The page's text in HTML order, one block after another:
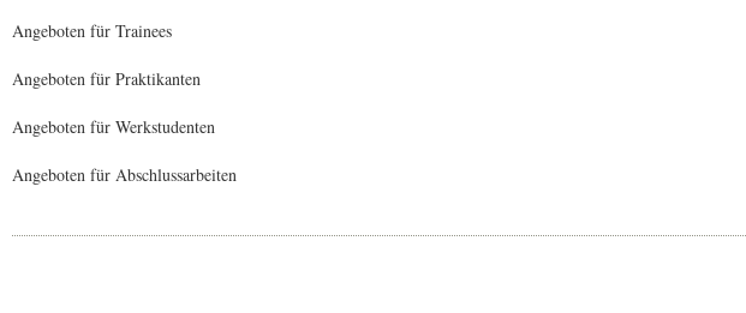
Angeboten für Trainees
Angeboten für Praktikanten
Angeboten für Werkstudenten
Angeboten für Abschlussarbeiten